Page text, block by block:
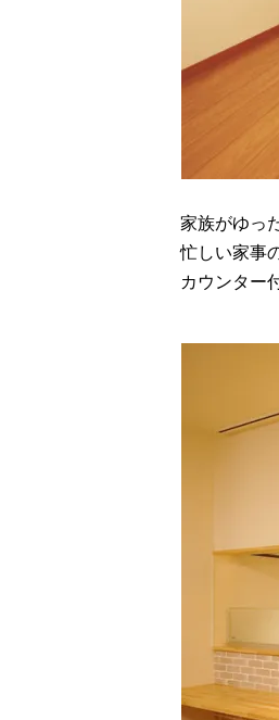
家族がゆっ
忙しい家事
カウンター